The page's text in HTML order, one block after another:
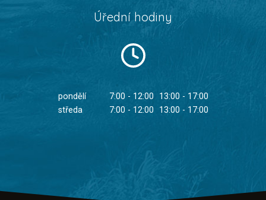
Úřední hodiny
pondělí 7:00 - 12:00
13:00 - 17:00
středa
7:00 - 12:00 13:00 - 17:00